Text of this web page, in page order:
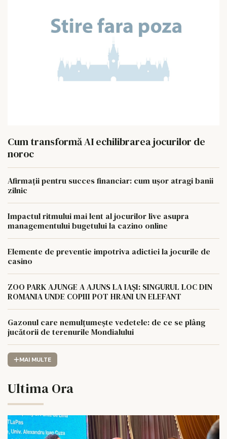
Cum transformă AI echilibrarea jocurilor de
noroc
Afirmații pentru succes financiar: cum ușor atragi banii
zilnic
Impactul ritmului mai lent al jocurilor live asupra
managementului bugetului la cazino online
Elemente de preventie impotriva adictiei la jocurile de
casino
ZOO PARK AJUNGE A AJUNS LA IAȘI: SINGURUL LOC DIN
ROMANIA UNDE COPIII POT HRANI UN ELEFANT
Gazonul care nemulțumește vedetele: de ce se plâng
jucătorii de terenurile Mondialului
MAI MULTE
Ultima Ora